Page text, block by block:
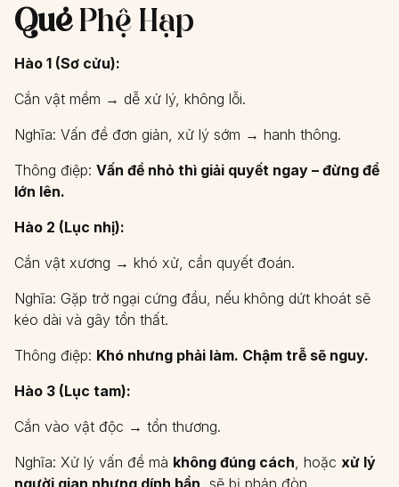
QuẻPhệ Hạp
Hào 1 (Sơ cửu):
Cắn vật mềm → dễ xử lý, không lỗi.
Nghĩa: Vấn đề đơn giản, xử lý sớm → hanh thông.
Thông điệp: Vấn đề nhỏ thì giải quyết ngay – đừng để
lớn lên.
Hào 2 (Lục nhị):
Cắn vật xương → khó xử, cần quyết đoán.
Nghĩa: Gặp trở ngại cứng đầu, nếu không dứt khoát sẽ
kéo dài và gây tổn thất.
Thông điệp: Khó nhưng phải làm. Chậm trễ sẽ nguy.
Hào 3 (Lục tam):
Cắn vào vật độc → tổn thương.
Nghĩa: Xử lý vấn đề mà không đúng cách, hoặc xử lý
người gian nhưng dính bẩn , sẽ bị phản đòn.